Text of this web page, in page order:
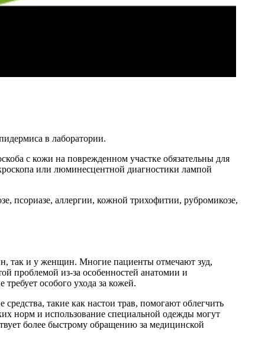
в лаборатории.
с кожи на поврежденном участке обязательны для
или люминесцентной диагностики лампой
псориазе, аллергии, кожной трихофитии, рубромикозе,
так и у женщин. Многие пациенты отмечают зуд,
проблемой из-за особенностей анатомии и
особого ухода за кожей.
такие как настои трав, помогают облегчить
норм и использование специальной одежды могут
более быстрому обращению за медицинской